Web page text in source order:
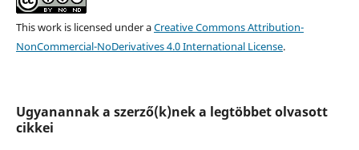
This work is licensed under aCreative Commons Attribution-
NonCommercial-NoDerivatives 4.0 International License.
Ugyanannak a szerző(k)nek a legtöbbet olvasott
cikkei